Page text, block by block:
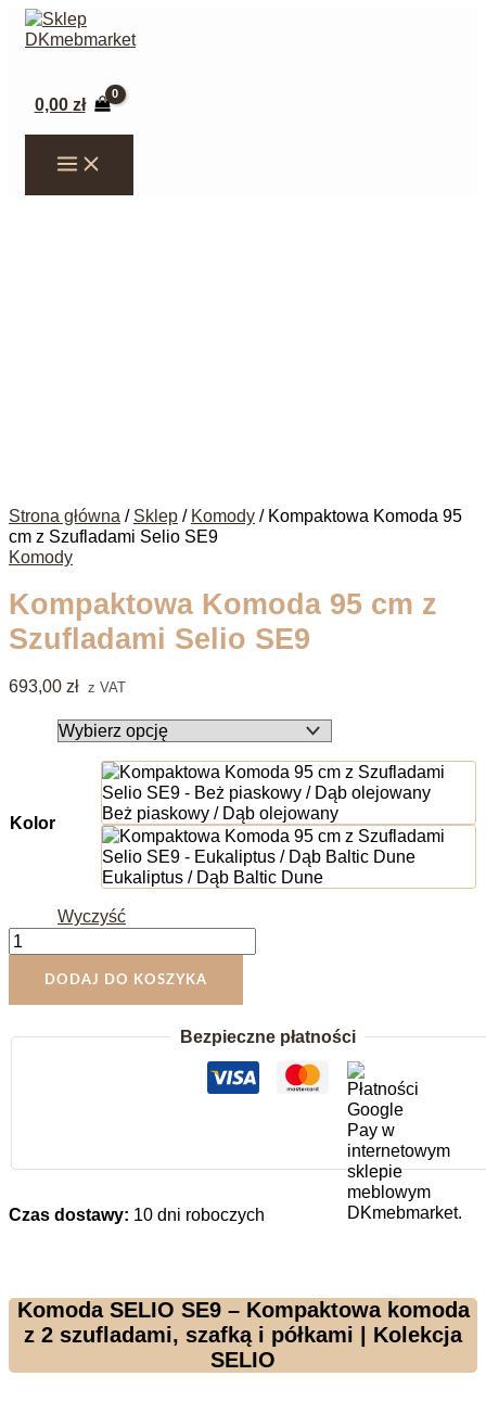
Przejdź
do
0,00 zł
Strona główna / Sklep / Komody / Kompaktowa Komoda 95
cm z Szufladami Selio SE9
Komody
Kompaktowa Komoda 95 cm z
Szufladami Selio SE9
693,00 zł z VAT
Kolor
Beż piaskowy / Dąb olejowany
Eukaliptus / Dąb Baltic Dune
Wyczyść
ilość
Kompaktowa
Komoda
z
DODAJ DO KOSZYKA
Bezpieczne płatności
Czas dostawy: 10 dni roboczych
Komoda SELIO SE9 – Kompaktowa komoda
z 2 szufladami, szafką i półkami | Kolekcja
SELIO